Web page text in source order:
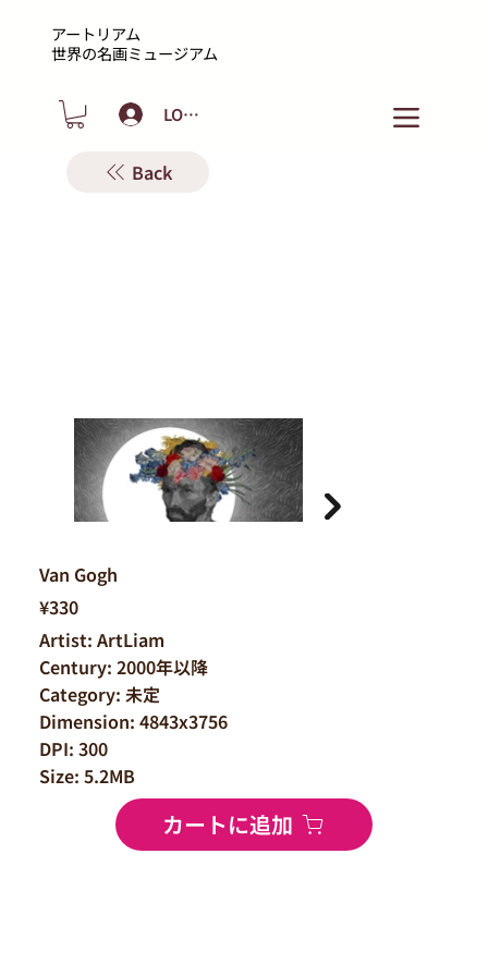
アートリアム
​世界の名画ミュージアム
LOGIN
Back
¥330
Artist: ArtLiam
Century: 2000年以降
Category: 未定
Dimension: 4843x3756
DPI: 300
Size: 5.2MB
カートに追加
Van Gogh